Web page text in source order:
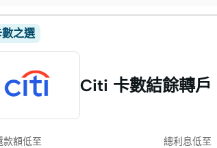
之選
Citi 卡數結餘轉戶
款額低至 總利息低至